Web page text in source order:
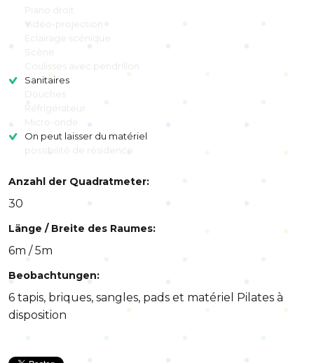
Piano droit
Vidéo-projection
Eclairage scénique
Scène
Coulisses avec pendrillon
Sanitaires
Douches
Réfrigérateur
Micro-onde
On peut laisser du matériel
possibilité de résidence
Anzahl der Quadratmeter:
30
Länge / Breite des Raumes:
6m / 5m
Beobachtungen:
6 tapis, briques, sangles, pads et matériel Pilates à
disposition